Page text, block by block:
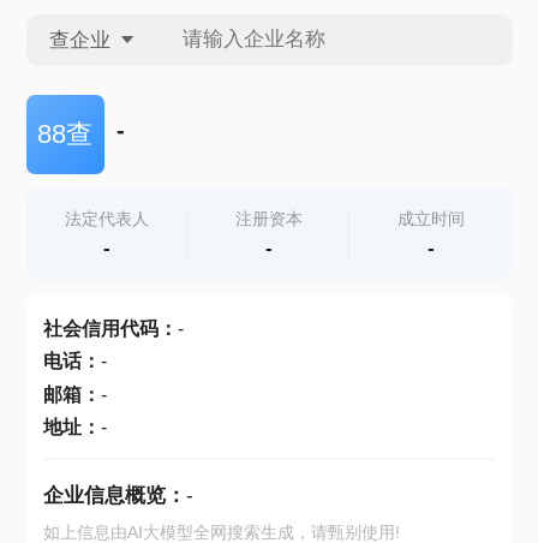
查企业
查企业
查产地
88查 -
法定代表人
-
注册资本
-
成立时间
-
社会信用代码： -
电话： -
邮箱： -
地址： -
企业信息概览： -
如上信息由AI大模型全网搜索生成，请甄别使用!